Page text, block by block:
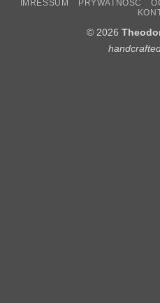
IMRESSUM PRYWATNOŚĆ
© 2026